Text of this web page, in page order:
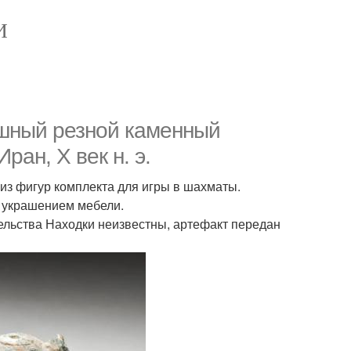
резной каменный
Х век н. э.
фигур комплекта для игры в шахматы.
украшением мебели.
Находки неизвестны, артефакт передан